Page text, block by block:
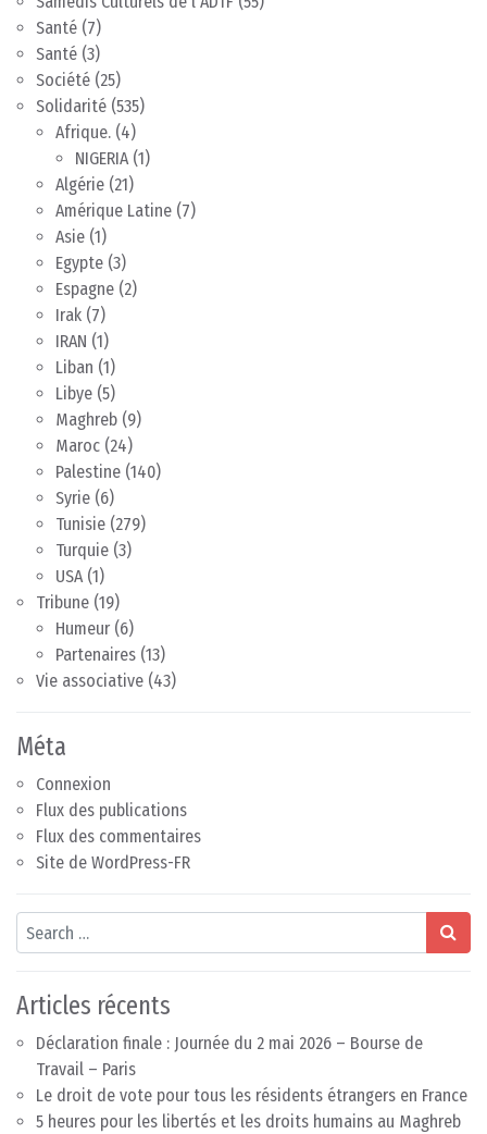
Santé (7)
Santé (3)
Société (25)
Solidarité (535)
Afrique. (4)
NIGERIA(1)
Algérie (21)
Amérique Latine (7)
Asie (1)
Egypte (3)
Espagne (2)
Irak (7)
IRAN (1)
Liban (1)
Libye (5)
Maghreb (9)
Maroc (24)
Palestine (140)
Syrie (6)
Tunisie (279)
Turquie (3)
USA(1)
Tribune (19)
Humeur (6)
Partenaires (13)
Vie associative (43)
Méta
Connexion
Flux des publications
Flux des commentaires
Site de WordPress-FR
Search
Articles récents
Déclaration finale : Journée du 2 mai 2026 – Bourse de
Travail – Paris
Le droit de vote pour tous les résidents étrangers en France
5 heures pour les libertés et les droits humains au Maghreb